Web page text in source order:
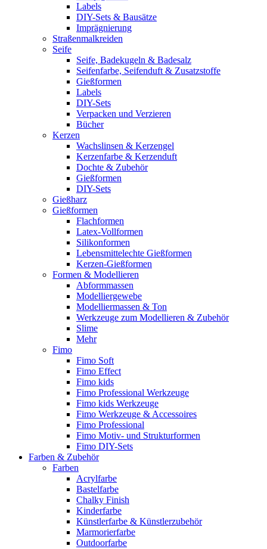
Labels
DIY-Sets & Bausätze
Imprägnierung
Straßenmalkreiden
Seife
Seife, Badekugeln & Badesalz
Seifenfarbe, Seifenduft & Zusatzstoffe
Gießformen
Labels
DIY-Sets
Verpacken und Verzieren
Bücher
Kerzen
Wachslinsen & Kerzengel
Kerzenfarbe & Kerzenduft
Dochte & Zubehör
Gießformen
DIY-Sets
Gießharz
Gießformen
Flachformen
Latex-Vollformen
Silikonformen
Lebensmittelechte Gießformen
Kerzen-Gießformen
Formen & Modellieren
Abformmassen
Modelliergewebe
Modelliermassen & Ton
Werkzeuge zum Modellieren & Zubehör
Slime
Mehr
Fimo
Fimo Soft
Fimo Effect
Fimo kids
Fimo Professional Werkzeuge
Fimo kids Werkzeuge
Fimo Werkzeuge & Accessoires
Fimo Professional
Fimo Motiv- und Strukturformen
Fimo DIY-Sets
Farben & Zubehör
Farben
Acrylfarbe
Bastelfarbe
Chalky Finish
Kinderfarbe
Künstlerfarbe & Künstlerzubehör
Marmorierfarbe
Outdoorfarbe